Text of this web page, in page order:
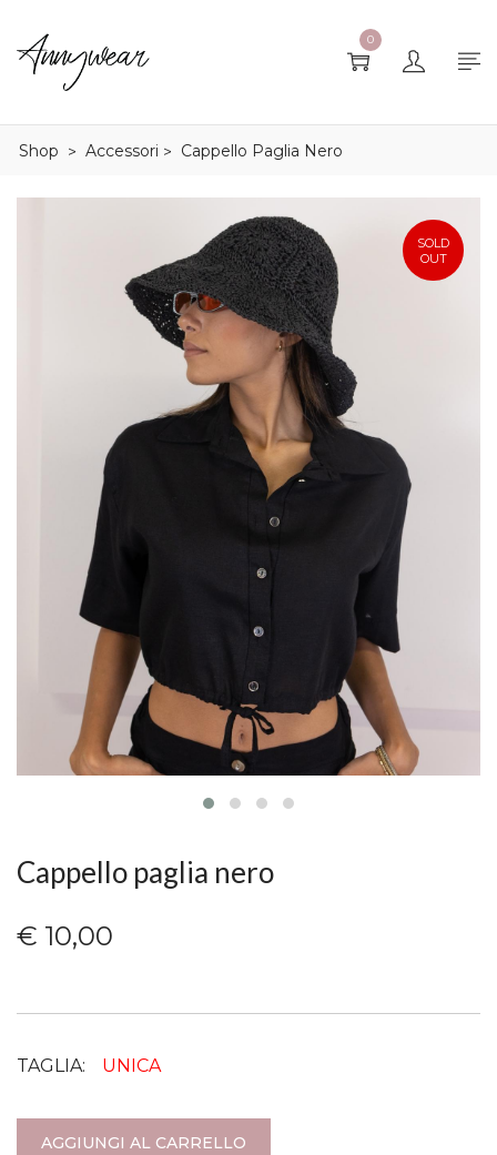
0
Shop > Accessori > Cappello Paglia Nero
SOLD
OUT
Cappello paglia nero
€ 10,00
TAGLIA: UNICA
AGGIUNGI AL CARRELLO